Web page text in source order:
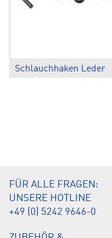
Schlauchhaken Leder
FÜR ALLE FRAGEN:
UNSERE HOTLINE
+49 (0) 5242 9646-0